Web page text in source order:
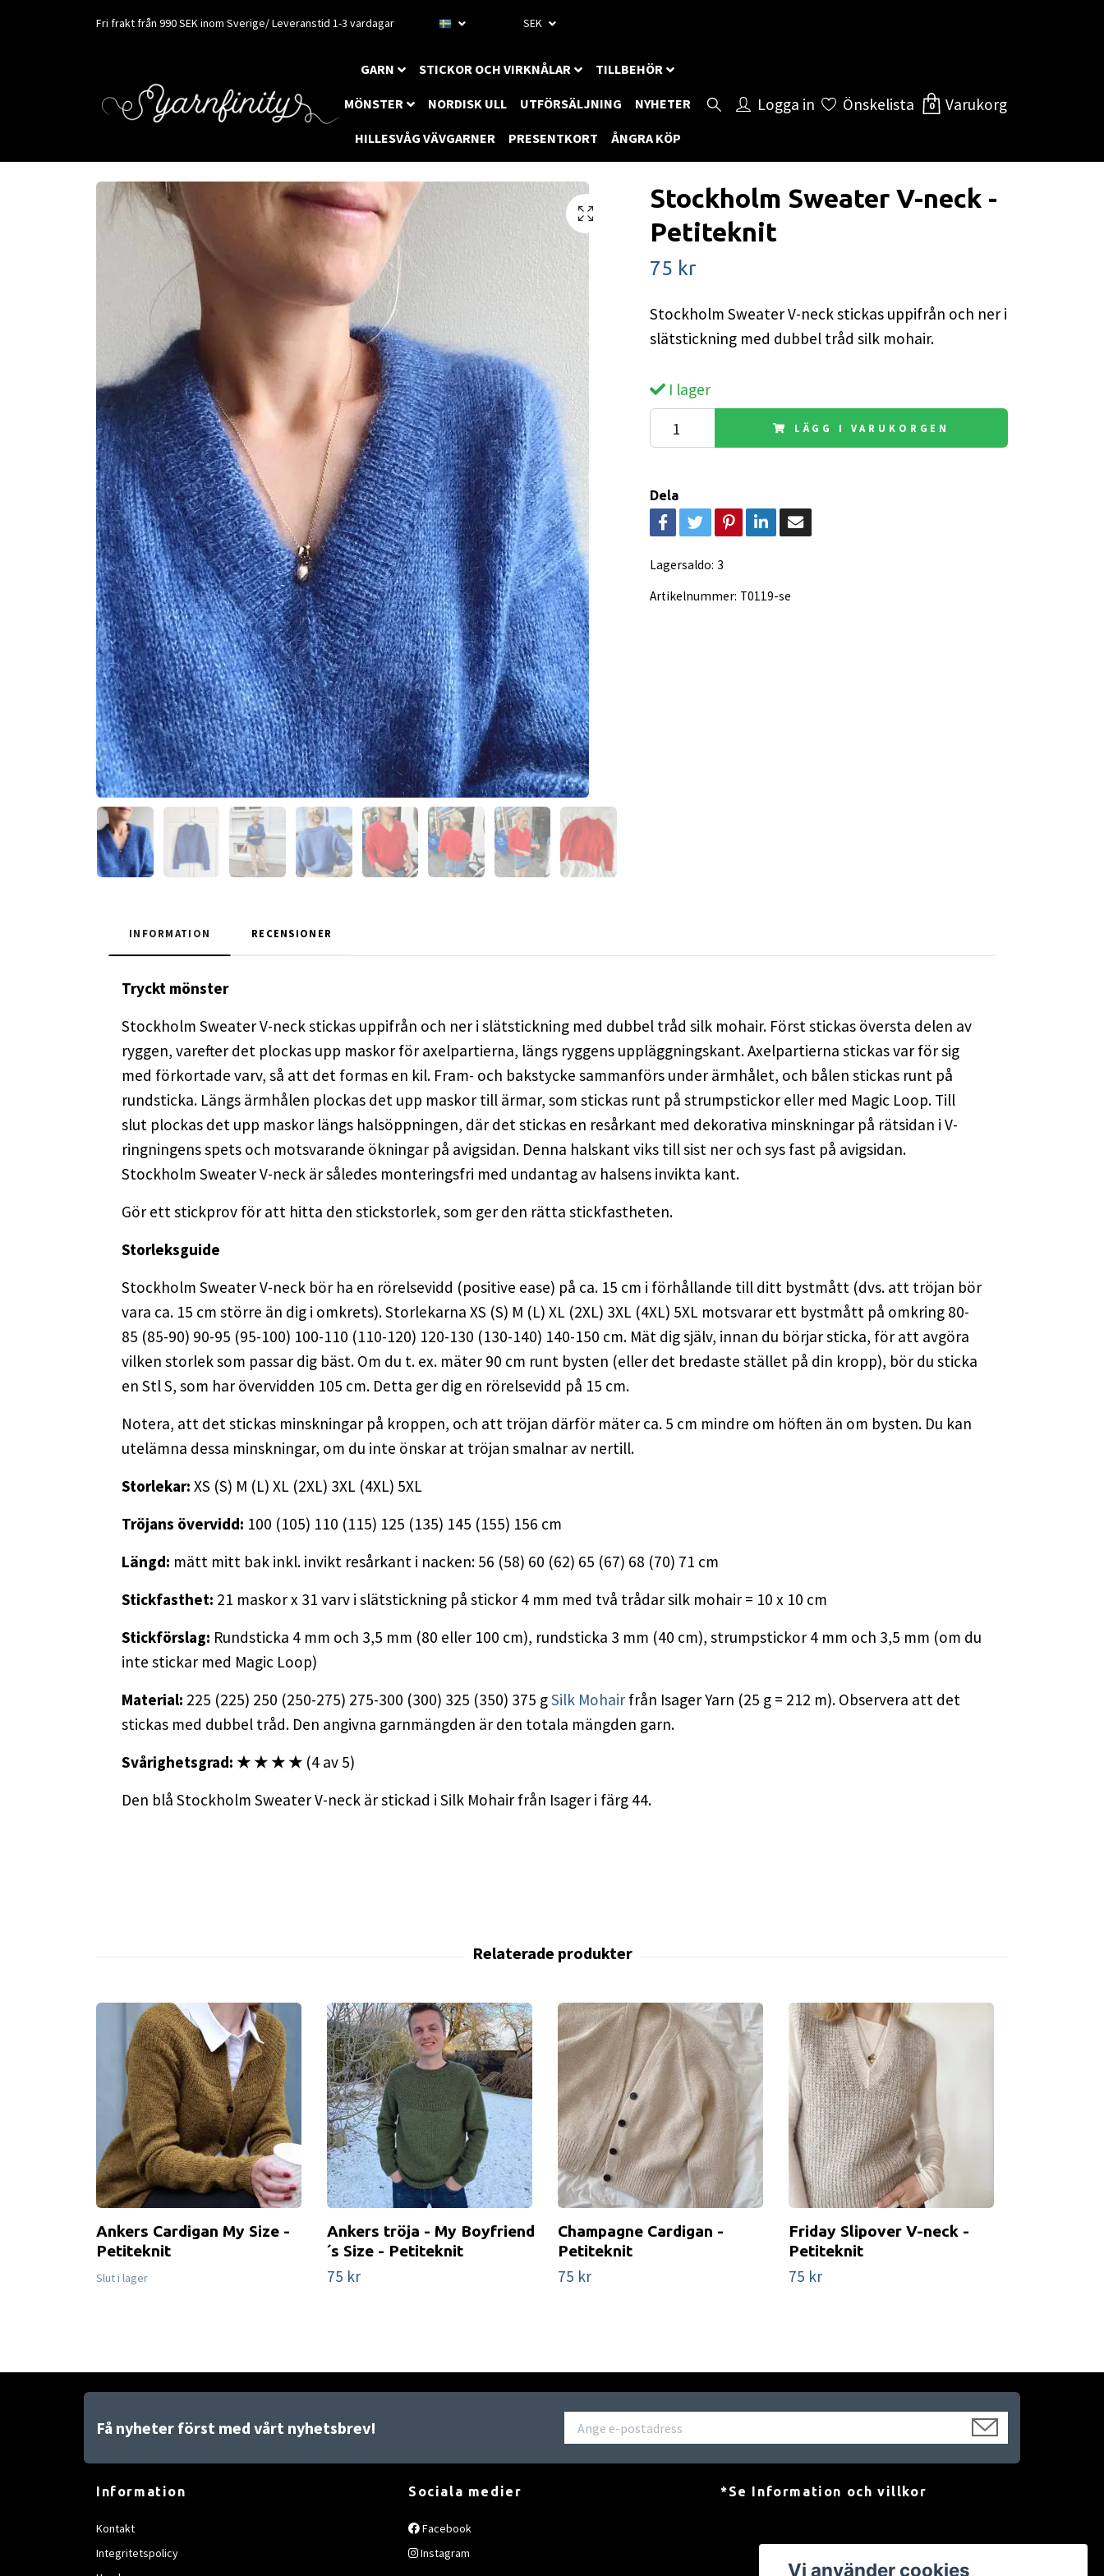
Fri frakt från 990 SEK inom Sverige/ Leveranstid 1-3 vardagar SEK
GARN STICKOR OCH VIRKNÅLAR TILLBEHÖR
MÖNSTER NORDISK ULL UTFÖRSÄLJNING NYHETER
HILLESVÅG VÄVGARNER PRESENTKORT ÅNGRA KÖP
Logga in Önskelista 0 Varukorg
Stockholm Sweater V-neck -
Petiteknit
75 kr
Stockholm Sweater V-neck stickas uppifrån och ner i
slätstickning med dubbel tråd silk mohair.
I lager
LÄGG I VARUKORGEN
Dela
Lagersaldo: 3
Artikelnummer: T0119-se
INFORMATION RECENSIONER
Tryckt mönster
Stockholm Sweater V-neck stickas uppifrån och ner i slätstickning med dubbel tråd silk mohair. Först stickas översta delen av
ryggen, varefter det plockas upp maskor för axelpartierna, längs ryggens uppläggningskant. Axelpartierna stickas var för sig
med förkortade varv, så att det formas en kil. Fram- och bakstycke sammanförs under ärmhålet, och bålen stickas runt på
rundsticka. Längs ärmhålen plockas det upp maskor till ärmar, som stickas runt på strumpstickor eller med Magic Loop. Till
slut plockas det upp maskor längs halsöppningen, där det stickas en resårkant med dekorativa minskningar på rätsidan i V-
ringningens spets och motsvarande ökningar på avigsidan. Denna halskant viks till sist ner och sys fast på avigsidan.
Stockholm Sweater V-neck är således monteringsfri med undantag av halsens invikta kant.
Gör ett stickprov för att hitta den stickstorlek, som ger den rätta stickfastheten.
Storleksguide
Stockholm Sweater V-neck bör ha en rörelsevidd (positive ease) på ca. 15 cm i förhållande till ditt bystmått (dvs. att tröjan bör
vara ca. 15 cm större än dig i omkrets). Storlekarna XS (S) M (L) XL (2XL) 3XL (4XL) 5XL motsvarar ett bystmått på omkring 80-
85 (85-90) 90-95 (95-100) 100-110 (110-120) 120-130 (130-140) 140-150 cm. Mät dig själv, innan du börjar sticka, för att avgöra
vilken storlek som passar dig bäst. Om du t. ex. mäter 90 cm runt bysten (eller det bredaste stället på din kropp), bör du sticka
en Stl S, som har övervidden 105 cm. Detta ger dig en rörelsevidd på 15 cm.
Notera, att det stickas minskningar på kroppen, och att tröjan därför mäter ca. 5 cm mindre om höften än om bysten. Du kan
utelämna dessa minskningar, om du inte önskar at tröjan smalnar av nertill.
Storlekar: XS (S) M (L) XL (2XL) 3XL (4XL) 5XL
Tröjans övervidd: 100 (105) 110 (115) 125 (135) 145 (155) 156 cm
Längd: mätt mitt bak inkl. invikt resårkant i nacken: 56 (58) 60 (62) 65 (67) 68 (70) 71 cm
Stickfasthet: 21 maskor x 31 varv i slätstickning på stickor 4 mm med två trådar silk mohair = 10 x 10 cm
Stickförslag: Rundsticka 4 mm och 3,5 mm (80 eller 100 cm), rundsticka 3 mm (40 cm), strumpstickor 4 mm och 3,5 mm (om du
inte stickar med Magic Loop)
Material: 225 (225) 250 (250-275) 275-300 (300) 325 (350) 375 gSilk Mohair från Isager Yarn (25 g = 212 m). Observera att det
stickas med dubbel tråd. Den angivna garnmängden är den totala mängden garn.
Svårighetsgrad: ★ ★ ★ ★ (4 av 5)
Den blå Stockholm Sweater V-neck är stickad i Silk Mohair från Isager i färg 44.
Ankers Cardigan My Size -
Petiteknit
Slut i lager
Ankers tröja - My Boyfriend
´s Size - Petiteknit
75 kr
Champagne Cardigan -
Petiteknit
75 kr
Friday Slipover V-neck -
Petiteknit
75 kr
Få nyheter först med vårt nyhetsbrev!
Information
Kontakt
Integritetspolicy
Sociala medier
Facebook
Instagram
*Se Information och villkor
Vi använder cookies